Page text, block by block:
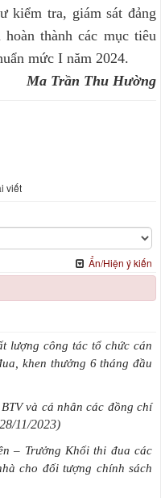
kiểm tra, giám sát đảng
thành các mục tiêu
mức I năm 2024.
Ma Trần Thu Hường
viết
Ẩn/Hiện ý kiến
lượng công tác tổ chức cán
khen thưởng 6 tháng đầu
và cá nhân các đồng chí
11/2023)
– Trưởng Khối thi đua các
cho đối tượng chính sách